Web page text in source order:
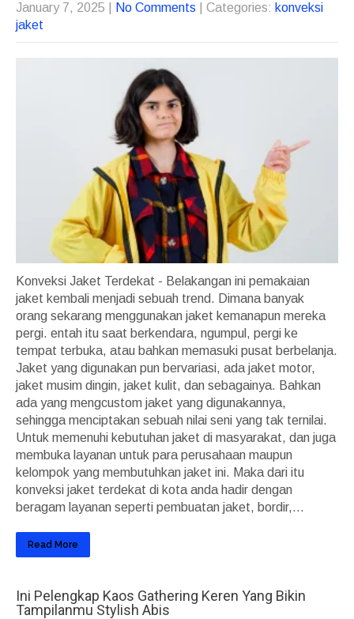
January 7, 2025 No Comments | Categories: konveksi
jaket
Konveksi Jaket Terdekat - Belakangan ini pemakaian
jaket kembali menjadi sebuah trend. Dimana banyak
orang sekarang menggunakan jaket kemanapun mereka
pergi. entah itu saat berkendara, ngumpul, pergi ke
tempat terbuka, atau bahkan memasuki pusat berbelanja.
Jaket yang digunakan pun bervariasi, ada jaket motor,
jaket musim dingin, jaket kulit, dan sebagainya. Bahkan
ada yang mengcustom jaket yang digunakannya,
sehingga menciptakan sebuah nilai seni yang tak ternilai.
Untuk memenuhi kebutuhan jaket di masyarakat, dan juga
membuka layanan untuk para perusahaan maupun
kelompok yang membutuhkan jaket ini. Maka dari itu
konveksi jaket terdekat di kota anda hadir dengan
beragam layanan seperti pembuatan jaket, bordir,...
Read More
Ini Pelengkap Kaos Gathering Keren Yang Bikin
Tampilanmu Stylish Abis